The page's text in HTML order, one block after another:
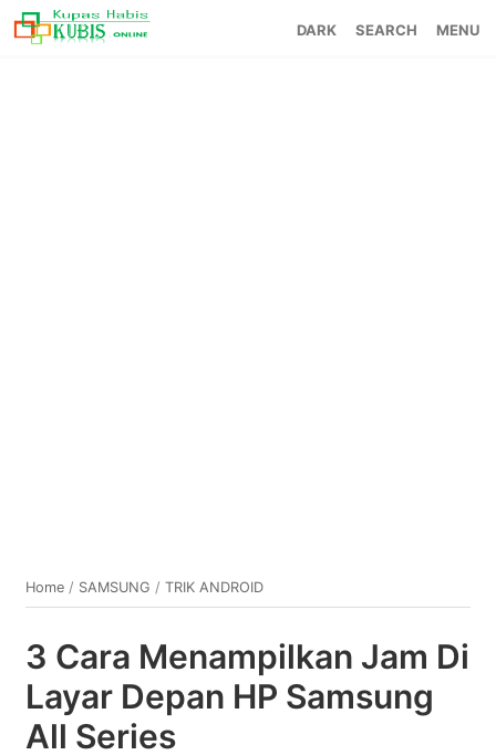
SEARCH MENU
Home / SAMSUNG /TRIK ANDROID
3 Cara Menampilkan Jam Di
Layar Depan HP Samsung
All Series